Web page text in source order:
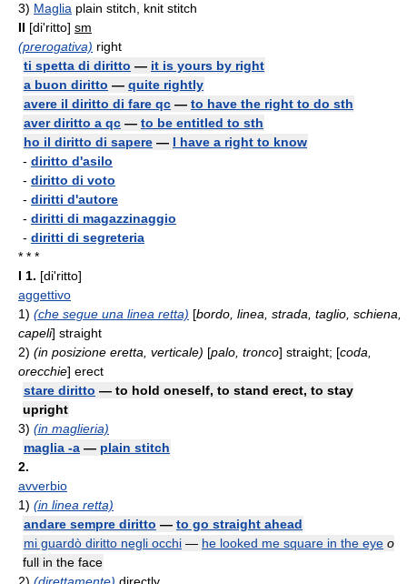
3) Maglia plain stitch, knit stitch
II [di'ritto] sm
(prerogativa) right
ti spetta di diritto — it is yours by right
a buon diritto — quite rightly
avere il diritto di fare qc — to have the right to do sth
aver diritto a qc — to be entitled to sth
ho il diritto di sapere — I have a right to know
- diritto d'asilo
- diritto di voto
- diritti d'autore
- diritti di magazzinaggio
- diritti di segreteria
* * *
I 1. [di'ritto]
aggettivo
1) (che segue una linea retta) [bordo, linea, strada, taglio, schiena,
capeli] straight
2) (in posizione eretta, verticale) [palo, tronco] straight; [coda,
orecchie] erect
stare diritto — to hold oneself, to stand erect, to stay
upright
3) (in maglieria)
maglia -a — plain stitch
2.
avverbio
1) (in linea retta)
andare sempre diritto — to go straight ahead
mi guardò diritto negli occhi — he looked me square in the eye o
full in the face